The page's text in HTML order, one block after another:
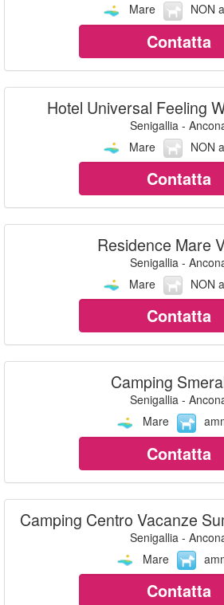
Mare
NON
Contatta
Hotel Universal Feeling
Senigallia -
Mare
NON
Contatta
Residence Mare
Senigallia -
Mare
NON
Contatta
Camping
Senigallia -
Mare
Contatta
Camping Centro Vacanze
Senigallia -
Mare
Contatta